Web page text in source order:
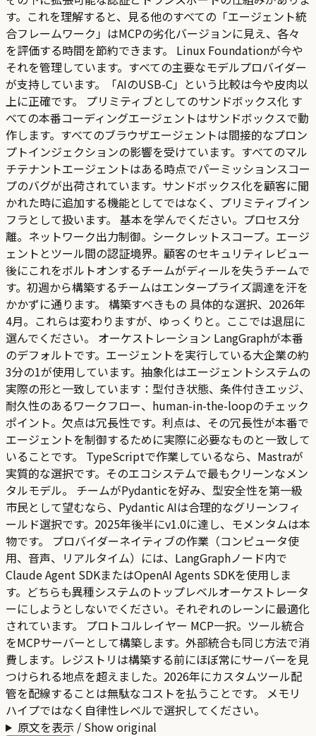
す。これを理解すると、見る他のすべての「エージェント統
合フレームワーク」はMCPの劣化バージョンに見え、各々
を評価する時間を節約できます。 Linux Foundationが今や
それを管理しています。すべての主要なモデルプロバイダー
が支持しています。「AIのUSB-C」という比較は今や皮肉以
上に正確です。 プリミティブとしてのサンドボックス化 す
べての本番コーディングエージェントはサンドボックスで動
作します。すべてのブラウザエージェントは間接的なプロン
プトインジェクションの影響を受けています。すべてのマル
チテナントエージェントはある時点でパーミッションスコー
プのバグが出荷されています。サンドボックス化を顧客に聞
かれた時に追加する機能としてではなく、プリミティブイン
フラとして扱います。 基本を学んでください。プロセス分
離。ネットワーク出力制御。シークレットスコープ。エージ
ェントとツール間の認証境界。顧客のセキュリティレビュー
後にこれをボルトオンするチームがディールを失うチームで
す。初週から構築するチームはエンタープライズ調達を汗を
かかずに通ります。 構築すべきもの 具体的な選択、2026年
4月。これらは変わりますが、ゆっくりと。ここでは退屈に
選んでください。 オーケストレーション LangGraphが本番
のデフォルトです。エージェントを実行している大企業の約
3分の1が使用しています。抽象化はエージェントシステムの
実際の形と一致しています：型付き状態、条件付きエッジ、
耐久性のあるワークフロー、human-in-the-loopのチェック
ポイント。欠点は冗長性です。利点は、その冗長性が本番で
エージェントを制御するために実際に必要なものと一致して
いることです。 TypeScriptで作業しているなら、Mastraが
実質的な選択です。そのエコシステムで最もクリーンなメン
タルモデル。 チームがPydanticを好み、型安全性を第一級
市民として望むなら、Pydantic AIは合理的なグリーンフィ
ールド選択です。2025年後半にv1.0に達し、モメンタムは本
物です。 プロバイダーネイティブの作業（コンピュータ使
用、音声、リアルタイム）には、LangGraphノード内で
Claude Agent SDKまたはOpenAI Agents SDKを使用しま
す。どちらも異種システムのトップレベルオーケストレータ
ーにしようとしないでください。それぞれのレーンに最適化
されています。 プロトコルレイヤー MCP一択。ツール統合
をMCPサーバーとして構築します。外部統合も同じ方法で消
費します。レジストリは構築する前にほぼ常にサーバーを見
つけられる地点を超えました。2026年にカスタムツール配
管を配線することは無駄なコストを払うことです。 メモリ
ハイプではなく自律性レベルで選択してください。
原文を表示 / Show original